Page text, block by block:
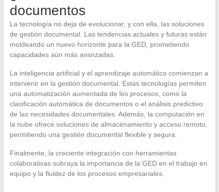
documentos
La tecnología no deja de evolucionar, y con ella, las soluciones
de gestión documental. Las tendencias actuales y futuras están
moldeando un nuevo horizonte para la GED, prometiendo
capacidades aún más avanzadas.
La inteligencia artificial y el aprendizaje automático comienzan a
intervenir en la gestión documental. Estas tecnologías permiten
una automatización aumentada de los procesos, como la
clasificación automática de documentos o el análisis predictivo
de las necesidades documentales. Además, la computación en
la nube ofrece soluciones de almacenamiento y acceso remoto,
permitiendo una gestión documental flexible y segura.
Finalmente, la creciente integración con herramientas
colaborativas subraya la importancia de la GED en el trabajo en
equipo y la fluidez de los procesos empresariales.